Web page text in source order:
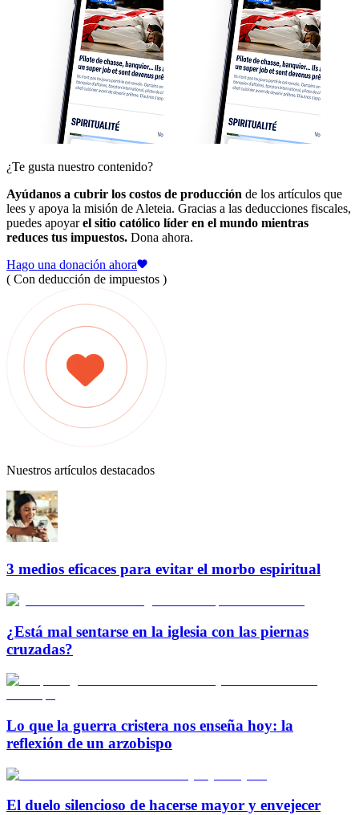
¿Te gusta nuestro contenido?
Ayúdanos a cubrir los costos de producción de los artículos que
lees y apoya la misión de Aleteia. Gracias a las deducciones fiscales,
puedes apoyarel sitio católico líder en el mundo mientras
reduces tus impuestos. Dona ahora.
Hago una donación ahora
( Con deducción de impuestos )
Nuestros artículos destacados
3 medios eficaces para evitar el morbo espiritual
¿Está mal sentarse en la iglesia con las piernas
cruzadas?
Lo que la guerra cristera nos enseña hoy: la
reflexión de un arzobispo
El duelo silencioso de hacerse mayor y envejecer